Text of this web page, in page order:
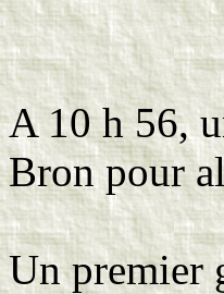
A 10 h 56,
Bron pour
Un premier